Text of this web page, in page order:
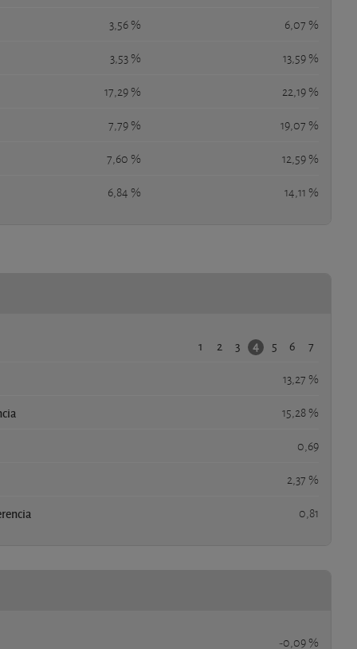
3,56 % 6,07 %
3,53 % 13,59 %
17,29 % 22,19 %
7,79 % 19,07 %
7,60 % 12,59 %
6,84 % 14,11 %
1 2 3 4 5 6 7
13,27 %
15,28 %
0,69
2,37 %
0,81
-0,09 %